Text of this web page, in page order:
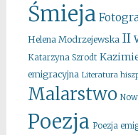
Śmieja
Helena Modrzejewska II
Katarzyna Szrodt
emigracyjna Literatura
Malarstwo
Poezja Poezja